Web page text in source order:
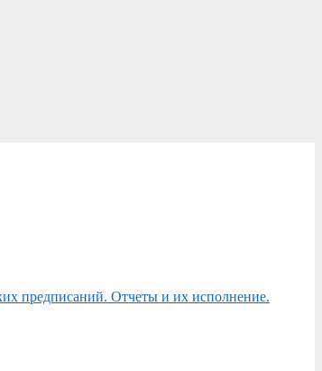
предписаний. Отчеты и их исполнение.